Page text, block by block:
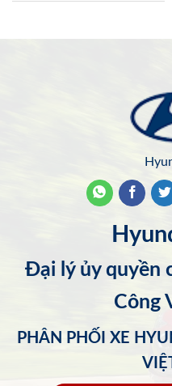
Đại lý ủy quyền
Công
PHÂN PHỐI XE